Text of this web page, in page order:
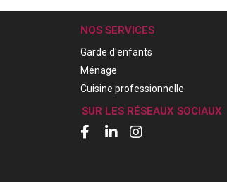
NOS SERVICES
Garde d'enfants
Ménage
Cuisine professionnelle
SUR LES RÉSEAUX SOCIAUX